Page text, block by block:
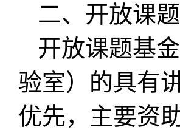
二、开放课
开放课题基
验室）的具有
优先，主要资